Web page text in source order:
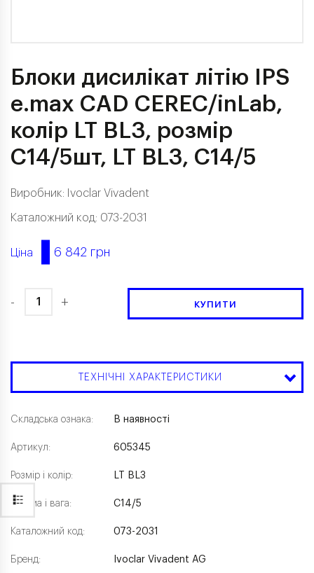
Блоки дисилікат літію IPS
e.max CAD CEREC/inLab,
колір LT BL3, розмір
C14/5шт, LT ВLЗ, С14/5
Виробник: Ivoclar Vivadent
Каталожний код: 073-2031
Ціна 6 842 грн
- + КУПИТИ
ТЕХНІЧНІ ХАРАКТЕРИСТИКИ
Складська ознака:
Артикул:
Розмір і колір:
Форма і вага:
Каталожний код:
Бренд:
В наявності
605345
LT ВLЗ
С14/5
073-2031
Ivoclar Vivadent AG